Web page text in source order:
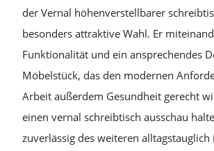
der Vernal höhenverstellbarer
besonders attraktive Wahl. Er
Funktionalität und ein ansprechendes
Möbelstück, das den modernen
Arbeit außerdem Gesundheit gerecht
einen vernal schreibtisch ausschau
zuverlässig des weiteren